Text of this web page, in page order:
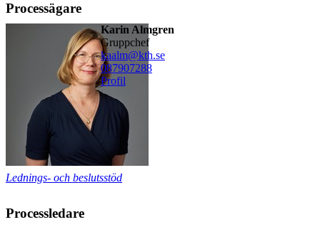
Processägare
Karin Almgren
gruppchef
kaalm@kth.se
087907288
Profil
Lednings- och beslutsstöd
Processledare